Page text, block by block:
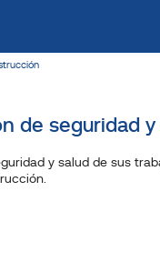
de seguridad y
y salud de sus